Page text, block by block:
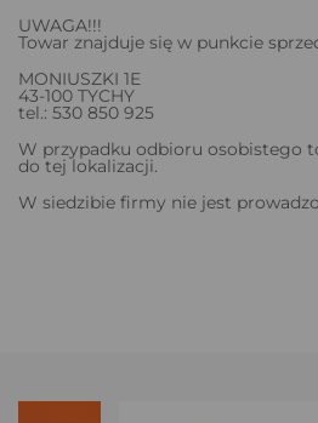
UWAGA!!!
Towar znajduje się w punkcie
MONIUSZKI 1E
43-100 TYCHY
tel.: 530 850 925
W przypadku odbioru osobistego
do tej lokalizacji.
W siedzibie firmy nie jest